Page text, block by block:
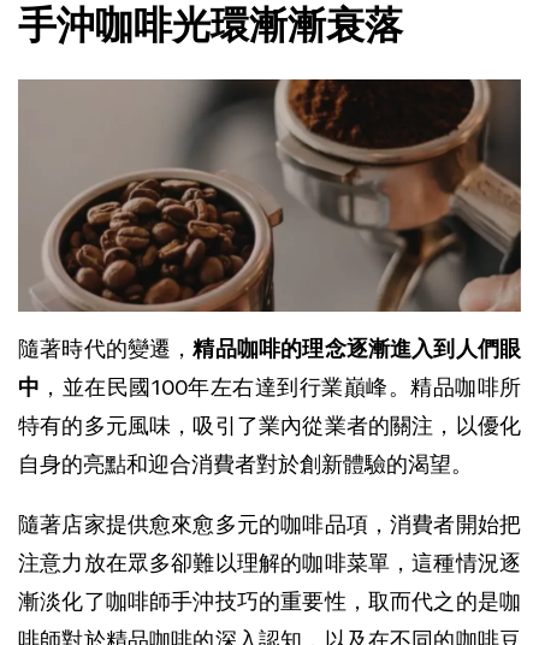
手沖咖啡光環漸漸衰落
隨著時代的變遷，精品咖啡的理念逐漸進入到人們眼
中 ，並在民國100年左右達到行業巔峰。精品咖啡所
特有的多元風味，吸引了業內從業者的關注，以優化
自身的亮點和迎合消費者對於創新體驗的渴望。
隨著店家提供愈來愈多元的咖啡品項，消費者開始把
注意力放在眾多卻難以理解的咖啡菜單，這種情況逐
漸淡化了咖啡師手沖技巧的重要性 ，取而代之的是咖
啡師對於精品咖啡的深入認知，以及在不同的咖啡豆